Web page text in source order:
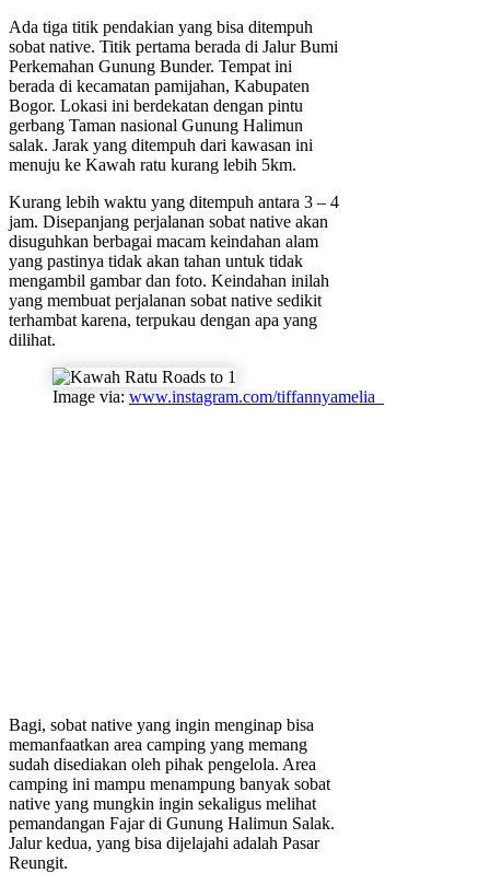
Ada tiga titik pendakian yang bisa ditempuh
sobat native. Titik pertama berada di Jalur Bumi
Perkemahan Gunung Bunder. Tempat ini
berada di kecamatan pamijahan, Kabupaten
Bogor. Lokasi ini berdekatan dengan pintu
gerbang Taman nasional Gunung Halimun
salak. Jarak yang ditempuh dari kawasan ini
menuju ke Kawah ratu kurang lebih 5km.
Kurang lebih waktu yang ditempuh antara 3 – 4
jam. Disepanjang perjalanan sobat native akan
disuguhkan berbagai macam keindahan alam
yang pastinya tidak akan tahan untuk tidak
mengambil gambar dan foto. Keindahan inilah
yang membuat perjalanan sobat native sedikit
terhambat karena, terpukau dengan apa yang
dilihat.
Image via: www.instagram.com/tiffannyamelia_
Bagi, sobat native yang ingin menginap bisa
memanfaatkan area camping yang memang
sudah disediakan oleh pihak pengelola. Area
camping ini mampu menampung banyak sobat
native yang mungkin ingin sekaligus melihat
pemandangan Fajar di Gunung Halimun Salak.
Jalur kedua, yang bisa dijelajahi adalah Pasar
Reungit.